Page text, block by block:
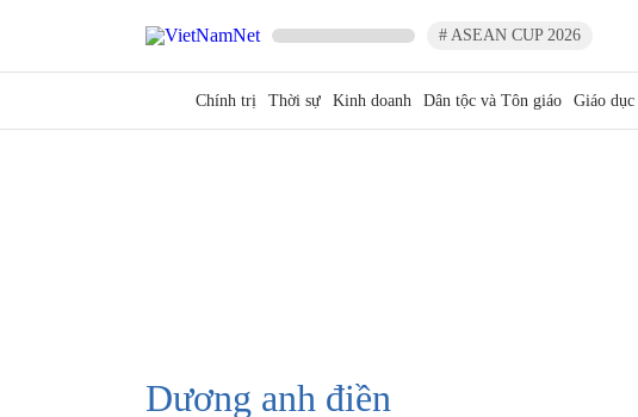
# ASEAN CUP 2026
Chính trị Thời sự Kinh doanh Dân tộc và Tôn giáo Giáo dục
dương anh điền